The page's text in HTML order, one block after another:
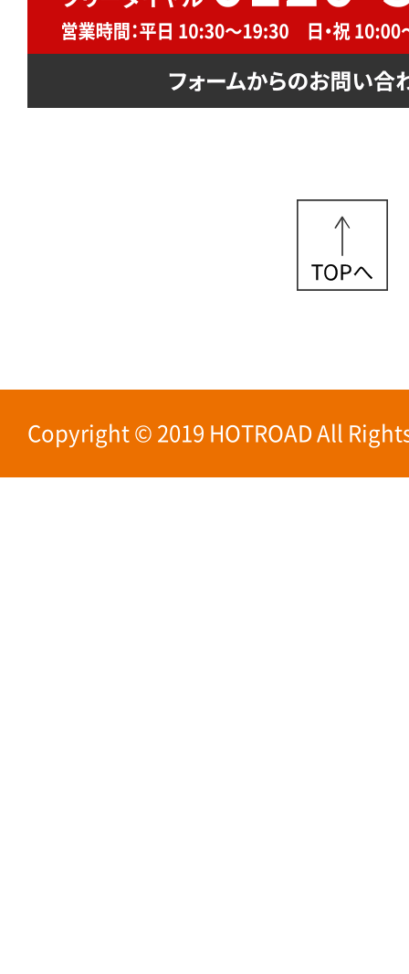
Copyright © 2019 HOTROAD All